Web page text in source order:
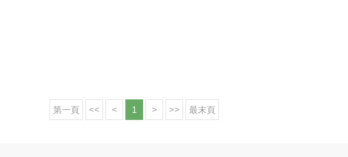
第一頁 << < 1 > >> 最末頁